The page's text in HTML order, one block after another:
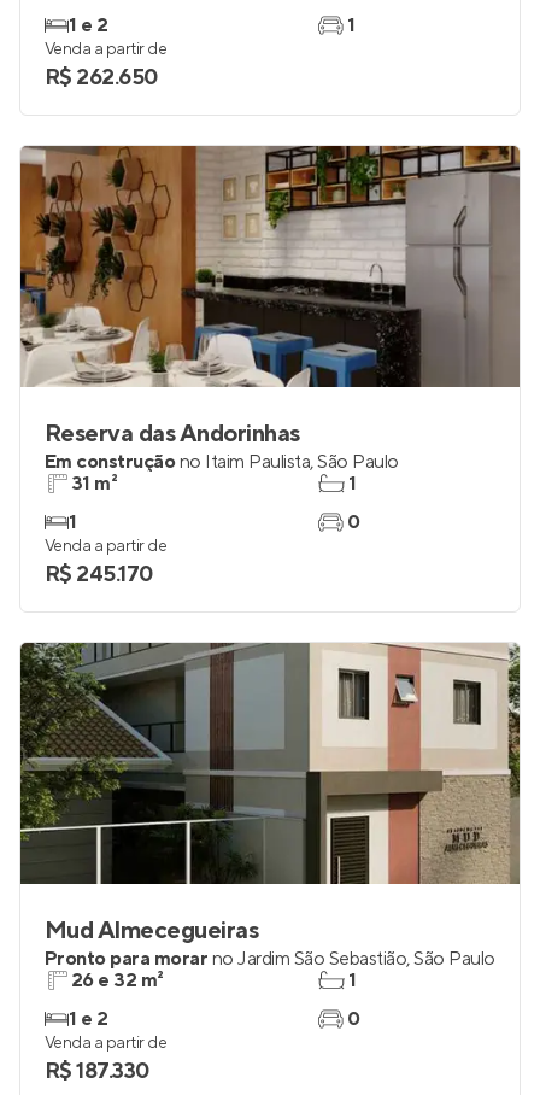
1 e 2
1
Venda a partir de
R$ 262.650
Reserva das Andorinhas
Em construçãono Itaim Paulista,São Paulo
31 m²
1
1
0
Venda a partir de
R$ 245.170
Mud Almecegueiras
Pronto para morar no Jardim São Sebastião,São Paulo
26 e 32 m²
1 e 2
1
0
Venda a partir de
R$ 187.330